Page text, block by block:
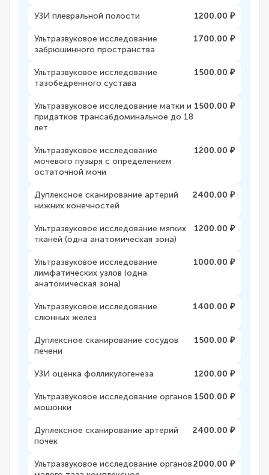
УЗИ плевральной полости 1200.00 ₽
Ультразвуковое исследование
забрюшинного пространства
1700.00 ₽
Ультразвуковое исследование
тазобедренного сустава
1500.00 ₽
Ультразвуковое исследование матки и
придатков трансабдоминальное до 18
лет
1500.00 ₽
Ультразвуковое исследование
мочевого пузыря с определением
остаточной мочи
1200.00 ₽
Дуплексное сканирование артерий
нижних конечностей
2400.00 ₽
Ультразвуковое исследование мягких
тканей (одна анатомическая зона)
1200.00 ₽
Ультразвуковое исследование
лимфатических узлов (одна
анатомическая зона)
1000.00 ₽
Ультразвуковое исследование
слюнных желез
1400.00 ₽
Дуплексное сканирование сосудов
печени
1500.00 ₽
УЗИ оценка фолликулогенеза 1200.00 ₽
Ультразвуковое исследование органов
мошонки
1500.00 ₽
Дуплексное сканирование артерий
почек
2400.00 ₽
Ультразвуковое исследование органов2000.00 ₽